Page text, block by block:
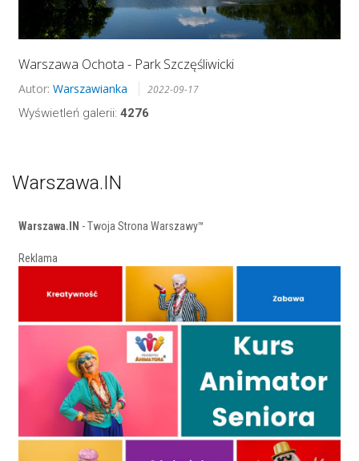
Warszawa Ochota - Park Szczęśliwicki
Autor: Warszawianka 2022-09-17
Wyświetleń galerii: 4276
Warszawa.IN
Warszawa.IN - Twoja Strona Warszawy™
Reklama